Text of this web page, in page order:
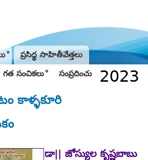
ప్రసిద్థ సాహితీవేత్తలు
గత సంచికలు సంప్రదించు 2023
కాళ్ళకూరి
డా|| జోస్యుల కృష్ణబాబు